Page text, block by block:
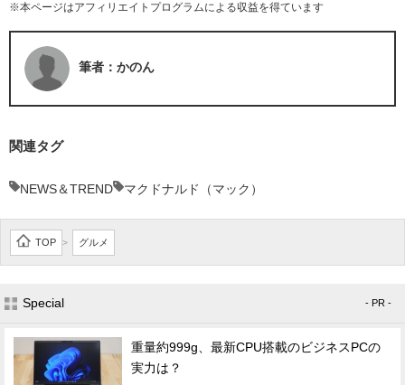
※本ページはアフィリエイトプログラムによる収益を得ています
筆者：かのん
関連タグ
NEWS＆TREND マクドナルド（マック）
TOP > グルメ
Special - PR -
重量約999g、最新CPU搭載のビジネスPCの
実力は？